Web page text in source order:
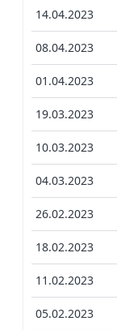
14.04.2023
08.04.2023
01.04.2023
19.03.2023
10.03.2023
04.03.2023
26.02.2023
18.02.2023
11.02.2023
05.02.2023